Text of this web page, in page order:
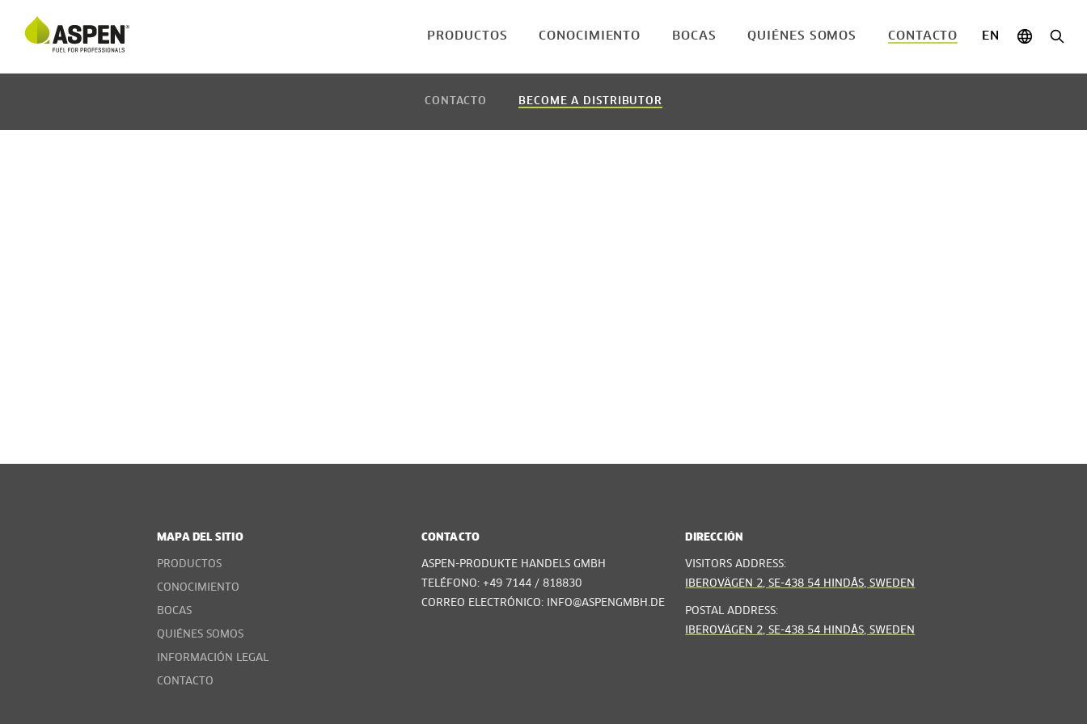
PRODUCTOS CONOCIMIENTO BOCAS QUIÉNES SOMOS CONTACTO EN
CONTACTO BECOME A DISTRIBUTOR
MAPA DEL SITIO
PRODUCTOS
CONOCIMIENTO
BOCAS
QUIÉNES SOMOS
INFORMACIÓN LEGAL
CONTACTO
CONTACTO
ASPEN-PRODUKTE HANDELS GMBH
TELÉFONO: +49 7144 / 818830
CORREO ELECTRÓNICO: INFO@ASPENGMBH.DE
DIRECCIÓN
VISITORS ADDRESS:
IBEROVÄGEN 2, SE-438 54 HINDÅS, SWEDEN
POSTAL ADDRESS:
IBEROVÄGEN 2, SE-438 54 HINDÅS, SWEDEN